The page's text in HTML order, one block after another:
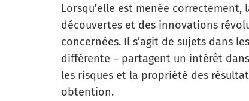
Lorsqu’elle est menée
découvertes et des innovations
concernées. Il s’agit de sujets dans
différente – partagent un intérêt
les risques et la propriété des
obtention.